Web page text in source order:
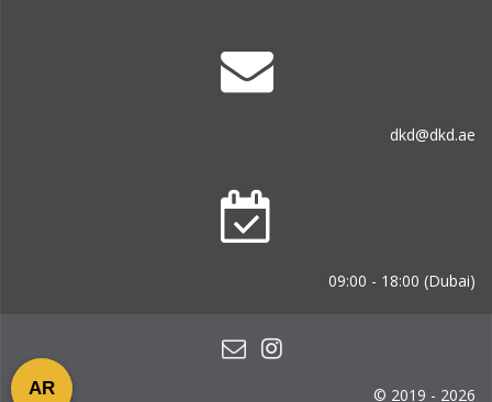
dkd@dkd.ae
09:00 - 18:00 (Dubai)
© 2019 - 2026
AR